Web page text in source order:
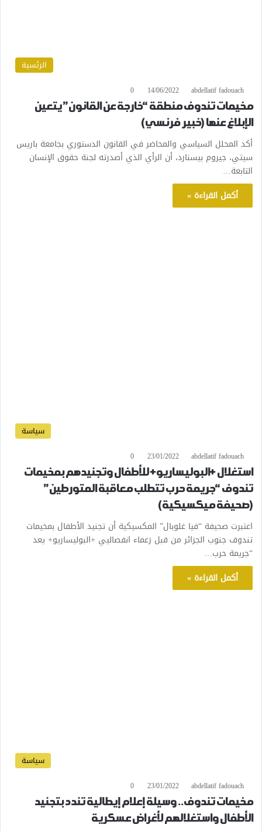
الرئسية
abdellatif fadouach
14/06/2022
0
مخيمات تندوف منطقة “خارجة عن القانون” يتعين
الإبلاغ عنها (خبير فرنسي)
أكد المحلل السياسي والمحاضر في القانون الدستوري بجامعة باريس
سيتي، جيروم بيسنارد، أن الرأي الذي أصدرته لجنة حقوق الإنسان
التابعة…
أكمل القراءة »
سياسة
abdellatif fadouach
23/01/2022
0
استغلال +البوليساريو+ للأطفال وتجنيدهم بمخيمات
تندوف “جريمة حرب تتطلب معاقبة المتورطين”
(صحيفة ميكسيكية)
اعتبرت صحيفة “فيا غلوبال” المكسيكية أن تجنيد الأطفال بمخيمات
تندوف جنوب الجزائر من قبل زعماء انفصاليي +البوليساريو+ يعد
“جريمة حرب…
أكمل القراءة »
سياسة
abdellatif fadouach
23/01/2022
0
مخيمات تندوف.. وسيلة إعلام إيطالية تندد بتجنيد
الأطفال واستغلالهم لأغراض عسكرية